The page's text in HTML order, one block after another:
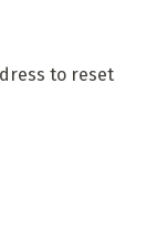
to reset